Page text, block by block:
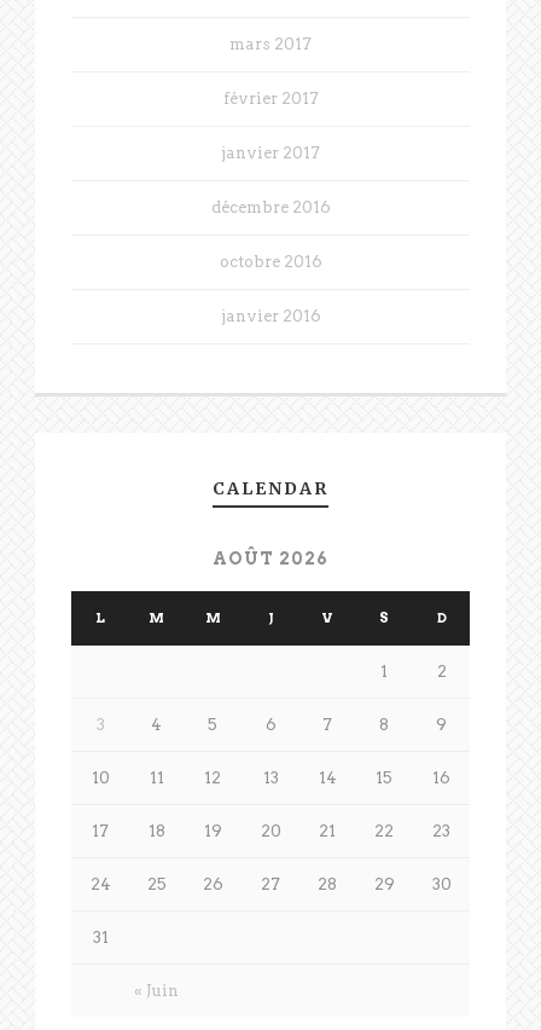
mars 2017
février 2017
janvier 2017
décembre 2016
octobre 2016
janvier 2016
CALENDAR
AOÛT 2026
L M M J V S D
« Juin
1 2
3 4 5 6 7 8 9
10 11 12 13 14 15 16
17 18 19 20 21 22 23
24 25 26 27 28 29 30
31